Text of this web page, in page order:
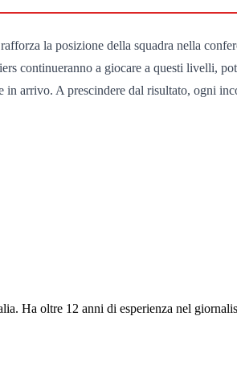
la posizione della squadra nella
continueranno a giocare a questi livelli,
in arrivo. A prescindere dal risultato, ogni
Ha oltre 12 anni di esperienza nel